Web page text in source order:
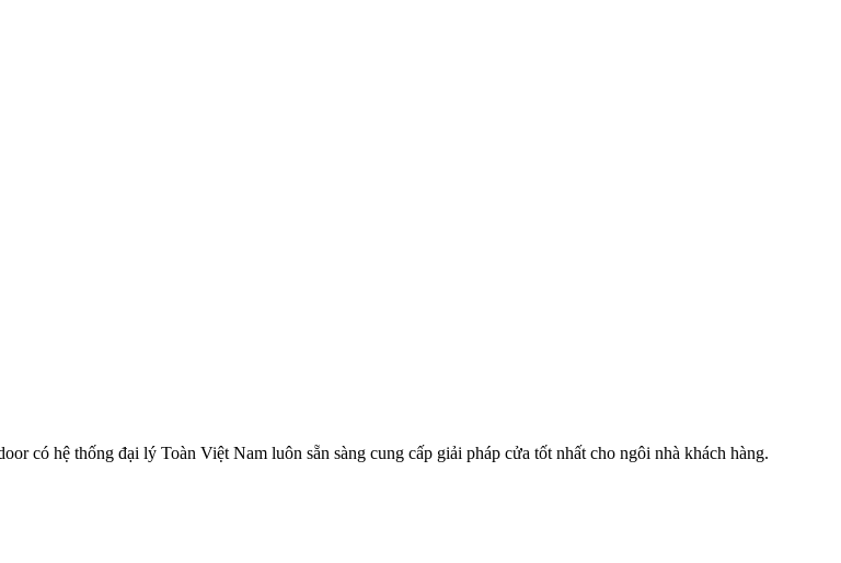
có hệ thống đại lý Toàn Việt Nam luôn sẵn sàng cung cấp giải pháp cửa tốt nhất cho ngôi nhà khách hàng.